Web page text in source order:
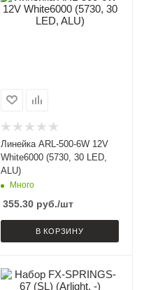
Линейка ARL-500-6W 12V
White6000 (5730, 30 LED,
ALU)
Много
355.30руб./шт
В КОРЗИНУ